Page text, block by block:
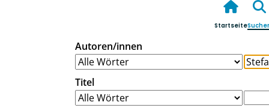
Startseite
Autoren/innen
Titel